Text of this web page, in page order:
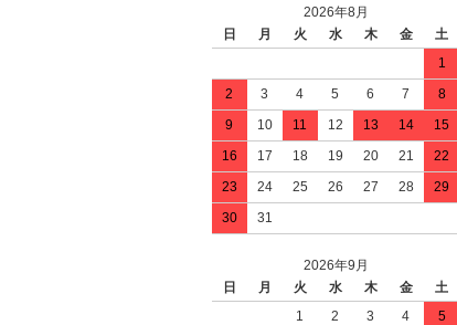
2026年8月
日
月 火 水 木 金
土
1
2
3 4 5 6 7
8
9
10 11 12 13 14
15
16
17 18 19 20 21
22
23
24 25 26 27 28
29
30
31
2026年9月
日
月 火 水 木 金
土
1
2 3 4 5